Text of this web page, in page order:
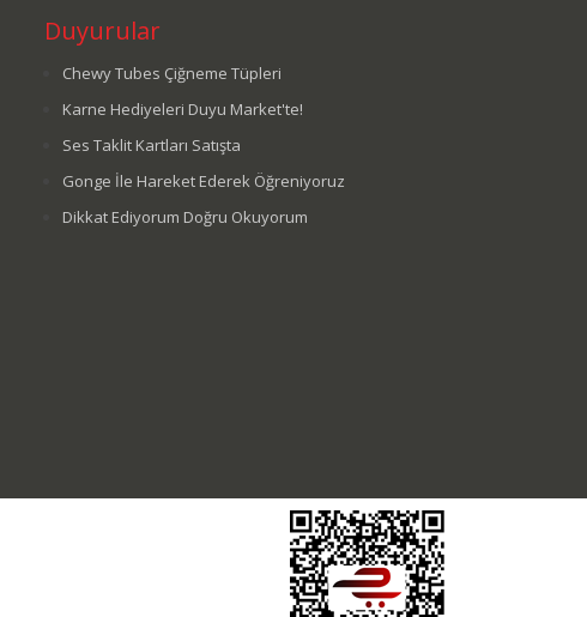
Duyurular
Chewy Tubes Çiğneme Tüpleri
Karne Hediyeleri Duyu Market'te!
Ses Taklit Kartları Satışta
Gonge İle Hareket Ederek Öğreniyoruz
Dikkat Ediyorum Doğru Okuyorum